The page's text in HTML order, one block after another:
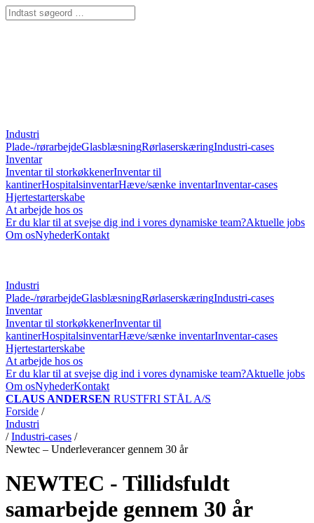
Industri
Plade-/rørarbejdeGlasblæsningRørlaserskæringIndustri-cases
Inventar
Inventar til storkøkkenerInventar til
kantinerHospitalsinventarHæve/sænke inventarInventar-cases
Hjertestarterskabe
At arbejde hos os
Er du klar til at svejse dig ind i vores dynamiske team?Aktuelle jobs
Om osNyhederKontakt
Industri
Plade-/rørarbejdeGlasblæsningRørlaserskæringIndustri-cases
Inventar
Inventar til storkøkkenerInventar til
kantinerHospitalsinventarHæve/sænke inventarInventar-cases
Hjertestarterskabe
At arbejde hos os
Er du klar til at svejse dig ind i vores dynamiske team?Aktuelle jobs
Om osNyhederKontakt
CLAUS ANDERSEN RUSTFRI STÅL A/S
Forside /
Industri
/Industri-cases /
Newtec – Underleverancer gennem 30 år
NEWTEC - Tillidsfuldt
samarbejde gennem 30 år